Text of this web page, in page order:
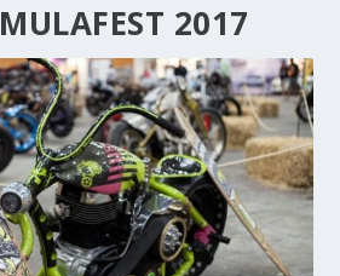
MULAFEST 2017